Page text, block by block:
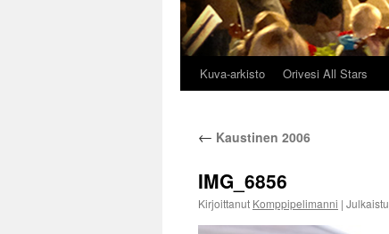
Kuva-arkisto Orivesi All Stars
← Kaustinen 2006
IMG_6856
Kirjoittanut Komppipelimanni | Julkaistu